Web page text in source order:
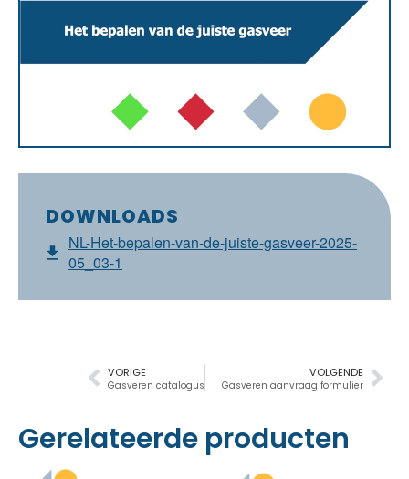
DOWNLOADS
NL-Het-bepalen-van-de-juiste-gasveer-2025-
05_03-1
VOLGENDE
Gasveren aanvraag formulier
VORIGE
Gasveren catalogus
Gerelateerde producten